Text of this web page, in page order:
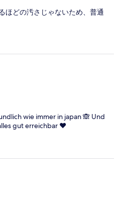
ほどの汚さじゃないため、普通
wie immer in japan 🙈 Und
gut erreichbar ♥️